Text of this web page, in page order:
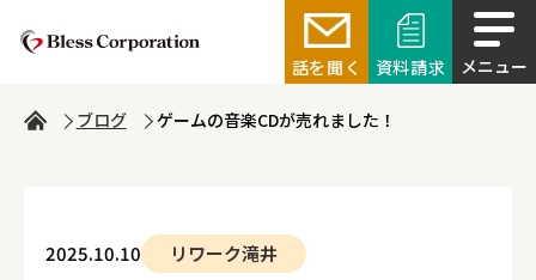
話を聞く 資料請求
ブログ ゲームの音楽CDが売れました！
2025.10.10 リワーク滝井